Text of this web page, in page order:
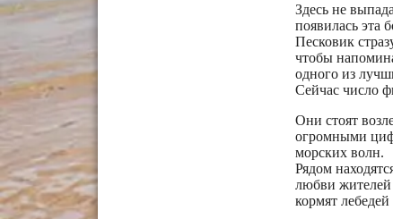
Здесь не
появилась эта
Песковик
чтобы
одного из
Сейчас число
Они стоят
огромными
морских волн.
Рядом
любви жителей
кормят